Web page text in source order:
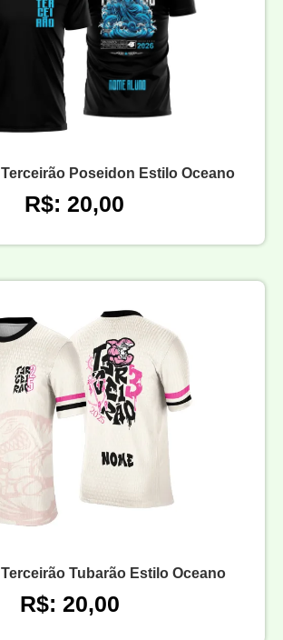
Poseidon Estilo Oceano
R$: 20,00
Tubarão Estilo Oceano
R$: 20,00